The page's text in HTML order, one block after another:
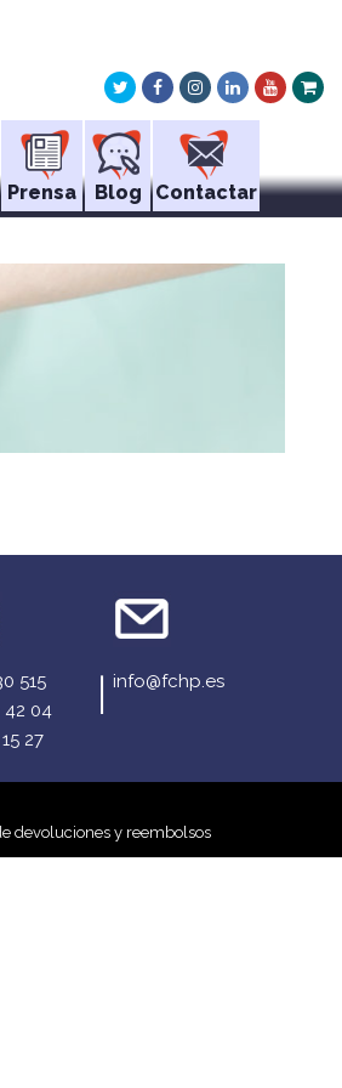
TwitterFacebookInstagram
LinkedInYoutube
Xing
Prensa Blog Contactar
515
42 04
27
info@fchp.es
devoluciones y reembolsos